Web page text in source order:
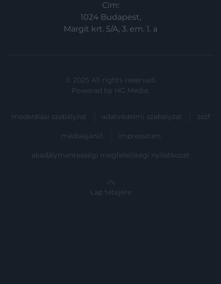
Cím:
1024 Budapest,
Margit krt. 5/A, 3. em. 1. a
© 2025 All rights reserved.
Powered by HG Media.
moderálási szabályzat adatvédelmi szabályzat ászf
médiaajánló impresszum
akadálymentességi megfelelőségi nyilatkozat
Lap tetejére